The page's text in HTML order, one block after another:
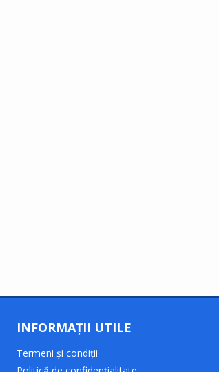
INFORMAȚII UTILE
Termeni și condiții